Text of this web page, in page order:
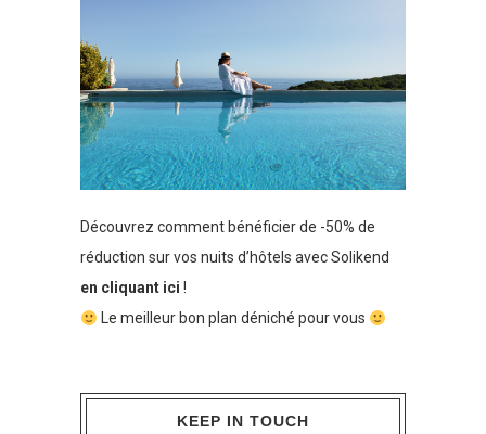
Découvrez comment bénéficier de -50% de
réduction sur vos nuits d’hôtels avec Solikend
en cliquant ici !
Le meilleur bon plan déniché pour vous
KEEP IN TOUCH